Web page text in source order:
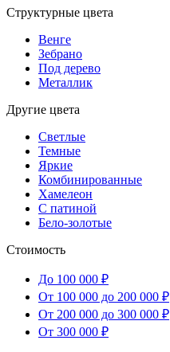
Структурные цвета
Венге
Зебрано
Под дерево
Металлик
Другие цвета
Светлые
Темные
Яркие
Комбинированные
Хамелеон
С патиной
Бело-золотые
Стоимость
До 100 000 ₽
От 100 000 до 200 000 ₽
От 200 000 до 300 000 ₽
От 300 000 ₽